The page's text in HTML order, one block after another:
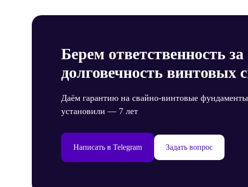
Берем ответственность за
долговечность винтовых
Даём гарантию на свайно-винтовые
установили — 7 лет
Написать в Telegram Задать вопрос